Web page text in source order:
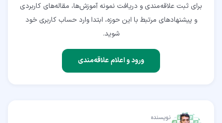
برای ثبت علاقه‌مندی و دریافت نمونه آموزش‌ها، مقاله‌های کاربردی
و پیشنهادهای مرتبط با این حوزه، ابتدا وارد حساب کاربری خود
شوید.
ورود و اعلام علاقه‌مندی
نویسنده